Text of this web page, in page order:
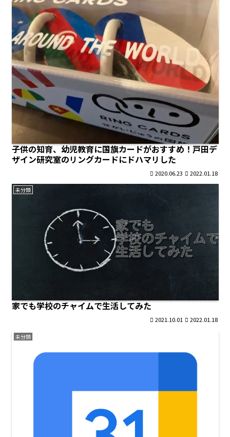
子供の知育、幼児教育に国旗カードがおすすめ！戸田デ
ザイン研究室のリングカードにドハマリした
2020.06.23 2022.01.18
未分類
家でも学校のチャイムで生活してみた
2021.10.01 2022.01.18
未分類